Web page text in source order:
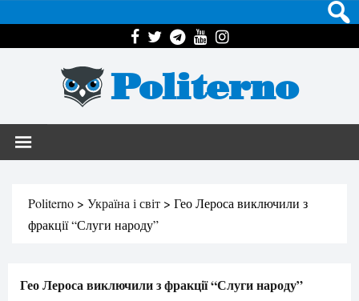
Politerno
Politerno > Україна і світ > Гео Лероса виключили з
фракції “Слуги народу”
Гео Лероса виключили з фракції “Слуги народу”